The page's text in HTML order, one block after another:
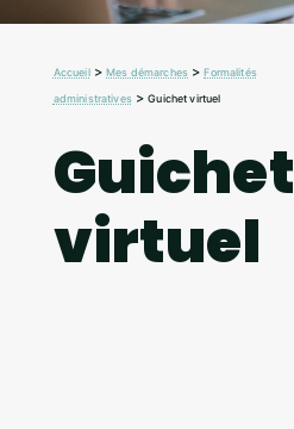
Accueil>Mes démarches >Formalités
administratives>Guichet virtuel
Guichet
virtuel